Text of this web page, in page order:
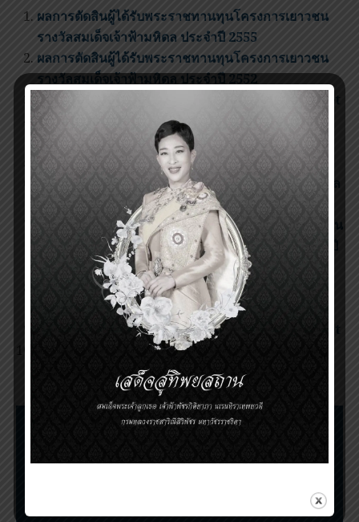
ผลการตัดสินผู้ได้รับพระราชทานทุนโครงการเยาวชน
รางวัลสมเด็จเจ้าฟ้ามหิดล ประจำปี 2555
ผลการตัดสินผู้ได้รับพระราชทานทุนโครงการเยาวชน
รางวัลสมเด็จเจ้าฟ้ามหิดล ประจำปี 2552
PMA Youth Program Conference 2015 Booklet
ผลการตัดสินผู้ได้รับพระราชทานทุนโครงการเยาวชน
รางวัลสมเด็จเจ้าฟ้ามหิดล ประจำปี 2556
Poster PMA Youth Program Conference 2015
รับสมัครเจ้าหน้าที่ประสานงาน โครงการเยาวชนรางวัล
สมเด็จเจ้าฟ้ามหิดล
เปิดรับสมัครและดาวโหลดแบบฟอร์มขอรับพระราชทาน
ทุนโครงการเยาวชนรางวัลสมเด็จเจ้าฟ้ามหิดล ประจำปี
กำหนดการประชุมวิชาการโครงการเยาวชนรางวัล
สมเด็จเจ้าฟ้ามหิดล ครั้งที่ 5 ประจำปี 2017
PMA Youth Program Conference 2020 Booklet
ดาวน์โหลดใบสมัครโครงการเยาวชนรางวัลสมเด็จเจ้า
ฟ้ามหิดล ปี พ.ศ.๒๕๖๔
ขั้นตอนการเสนอชื่อและตัดสินรางวัล
การประชุมวิชาการรางวัลสมเด็จเจ้าฟ้ามหิดล